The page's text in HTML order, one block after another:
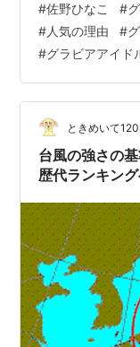
ラビアアイドル
の魅力と成功の
佐野ひなことは
フィール 佐野ひ
杉並区出身）は
麻雀プロ雀士で
#佐野ひなこ #
#人気の理由 #
#グラビアアイド
ときめいて120
台風の強さの
歴代ランキン